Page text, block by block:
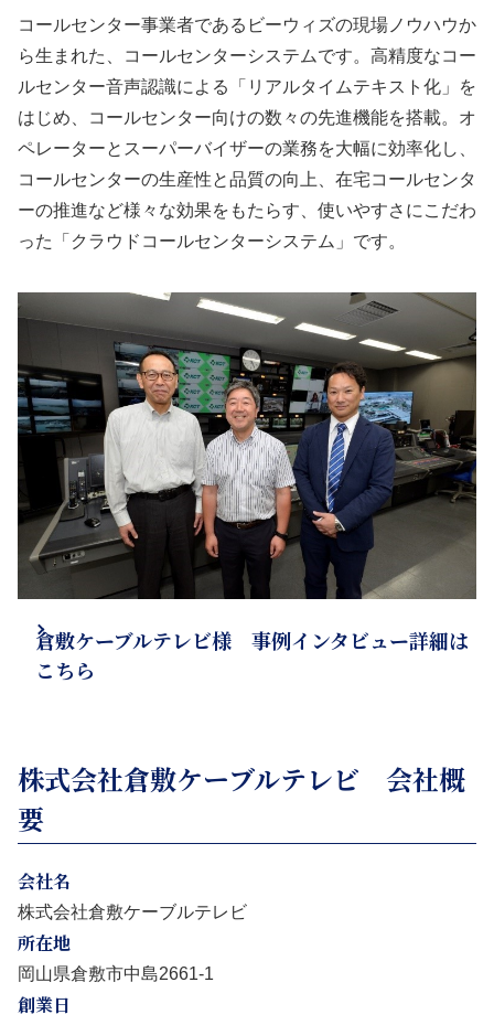
コールセンター事業者であるビーウィズの現場ノウハウか
ら生まれた、コールセンターシステムです。高精度なコー
ルセンター音声認識による「リアルタイムテキスト化」を
はじめ、コールセンター向けの数々の先進機能を搭載。オ
ペレーターとスーパーバイザーの業務を大幅に効率化し、
コールセンターの生産性と品質の向上、在宅コールセンタ
ーの推進など様々な効果をもたらす、使いやすさにこだわ
った「クラウドコールセンターシステム」です。
倉敷ケーブルテレビ様 事例インタビュー詳細は
こちら
株式会社倉敷ケーブルテレビ 会社概
要
会社名
株式会社倉敷ケーブルテレビ
所在地
岡山県倉敷市中島2661-1
創業日